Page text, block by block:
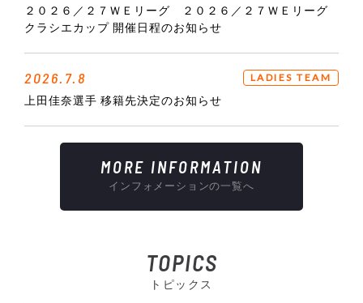
２０２６／２７ＷＥリーグ ２０２６／２７ＷＥリーグ
クラシエカップ 開催日程のお知らせ
2026.7.8 LADIES TEAM
上田佳奈選手 移籍先決定のお知らせ
MORE INFORMATION
インフォメーションの一覧へ
TOPICS
トピックス